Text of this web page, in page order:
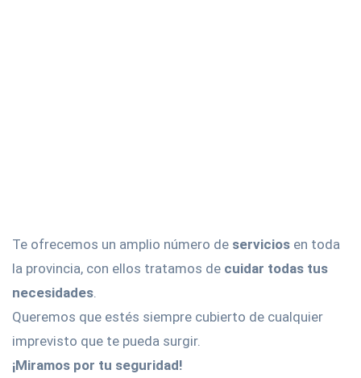
Te ofrecemos un amplio número de servicios en toda
la provincia, con ellos tratamos de cuidar todas tus
necesidades
Queremos que estés siempre cubierto de cualquier
imprevisto que te pueda surgir.
¡Miramos por tu seguridad!